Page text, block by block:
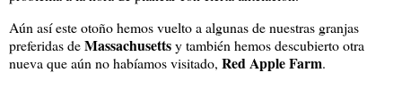
Aún así este otoño hemos vuelto a algunas de nuestras granjas
preferidas deMassachusettsy también hemos descubierto otra
nueva que aún no habíamos visitado, Red Apple Farm.